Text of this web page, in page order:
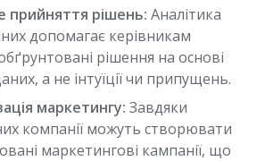
прийняття рішень: Аналітика
допомагає керівникам
рішення на основі
а не інтуїції чи припущень.
маркетингу: Завдяки
компанії можуть створювати
маркетингові кампанії, що